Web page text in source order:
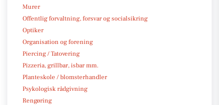
Murer
Offentlig forvaltning, forsvar og socialsikring
Optiker
Organisation og forening
Piercing / Tatovering
Pizzeria, grillbar, isbar mm.
Planteskole / blomsterhandler
Psykologisk rådgivning
Rengøring